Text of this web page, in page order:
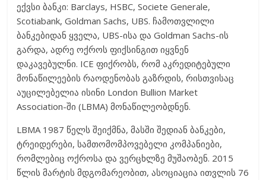
ექვსი ბანკი: Barclays, HSBC, Societe Generale,
Scotiabank, Goldman Sachs, UBS. ჩამოთვლილი
ბანკებიდან ყველა, UBS-ისა და Goldman Sachs-ის
გარდა, ადრე ოქროს ფიქსინგით იყვნენ
დაკავებულნი. ICE ფიქრობს, რომ აკრედიტებული
მონაწილეების რაოდენობას გაზრდის, რისთვისაც
აუცილებელია ისინი London Bullion Market
Association-ში (LBMA) მონაწილეობდნენ.
LBMA 1987 წელს შეიქმნა, მასში შედიან ბანკები,
ტრეიდერები, სამთომომპოვებელი კომპანიები,
რომლებიც ოქროსა და ვერცხლზე მუშაობენ. 2015
წლის მარტის მდგომარეობით, ასოციაცია ითვლის 76